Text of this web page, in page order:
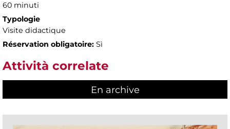
60 minuti
Typologie
Visite didactique
Réservation obligatoire: Sì
Attività correlate
En archive